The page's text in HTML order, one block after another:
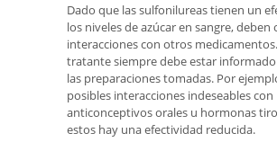
Dado que las sulfonilureas tienen un
los niveles de azúcar en sangre, deben
interacciones con otros
tratante siempre debe estar
las preparaciones tomadas. Por
posibles interacciones indeseables con
anticonceptivos orales u hormonas
estos hay una efectividad reducida.